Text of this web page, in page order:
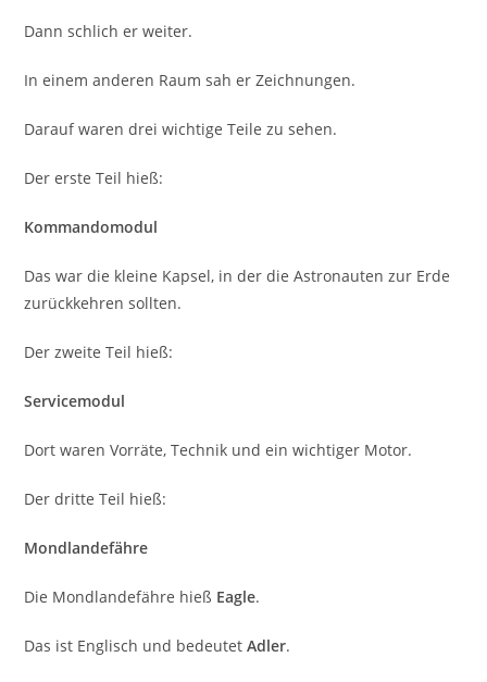
Dann schlich er weiter.
In einem anderen Raum sah er Zeichnungen.
Darauf waren drei wichtige Teile zu sehen.
Der erste Teil hieß:
Kommandomodul
Das war die kleine Kapsel, in der die Astronauten zur Erde
zurückkehren sollten.
Der zweite Teil hieß:
Servicemodul
Dort waren Vorräte, Technik und ein wichtiger Motor.
Der dritte Teil hieß:
Mondlandefähre
Die Mondlandefähre hieß Eagle.
Das ist Englisch und bedeutetAdler.